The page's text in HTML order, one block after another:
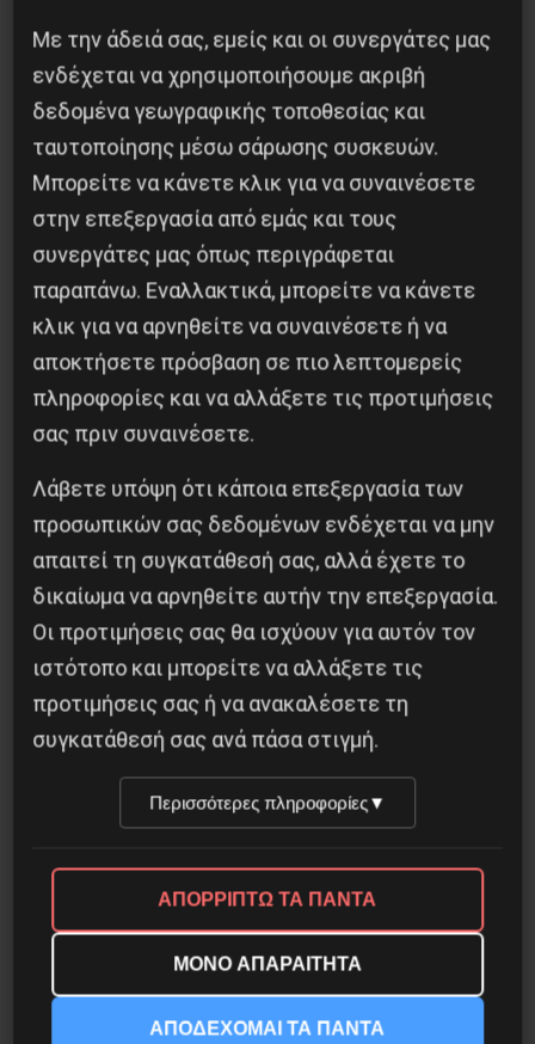
Η Μπουρκίνα Φάσο του Τραορέ αντι-
ιμπεριαλιστική σχισμή της ιστορίας
26 Μαΐου 2025
Το ΑΙ βαθαίνει την Κρίση
4 Αυγούστου 2026
Με την άδειά σας, εμείς και οι συνεργάτες μας
ενδέχεται να χρησιμοποιήσουμε ακριβή
δεδομένα γεωγραφικής τοποθεσίας και
ταυτοποίησης μέσω σάρωσης συσκευών.
Μπορείτε να κάνετε κλικ για να συναινέσετε
στην επεξεργασία από εμάς και τους
συνεργάτες μας όπως περιγράφεται
παραπάνω. Εναλλακτικά, μπορείτε να κάνετε
κλικ για να αρνηθείτε να συναινέσετε ή να
αποκτήσετε πρόσβαση σε πιο λεπτομερείς
πληροφορίες και να αλλάξετε τις προτιμήσεις
σας πριν συναινέσετε.
Λάβετε υπόψη ότι κάποια επεξεργασία των
προσωπικών σας δεδομένων ενδέχεται να μην
απαιτεί τη συγκατάθεσή σας, αλλά έχετε το
δικαίωμα να αρνηθείτε αυτήν την επεξεργασία.
Οι προτιμήσεις σας θα ισχύουν για αυτόν τον
ιστότοπο και μπορείτε να αλλάξετε τις
προτιμήσεις σας ή να ανακαλέσετε τη
συγκατάθεσή σας ανά πάσα στιγμή.
Περισσότερες πληροφορίες▼
ΑΠΟΡΡΙΠΤΩ ΤΑ ΠΑΝΤΑ
ΜΟΝΟ ΑΠΑΡΑΙΤΗΤΑ
ΑΠΟΔΕΧΟΜΑΙ ΤΑ ΠΑΝΤΑ